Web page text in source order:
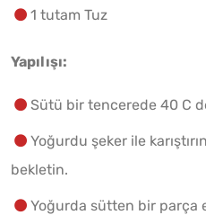
1 tutam Tuz
Yapılışı:
Sütü bir tencerede 40 C
Yoğurdu şeker ile
bekletin.
Yoğurda sütten bir parça